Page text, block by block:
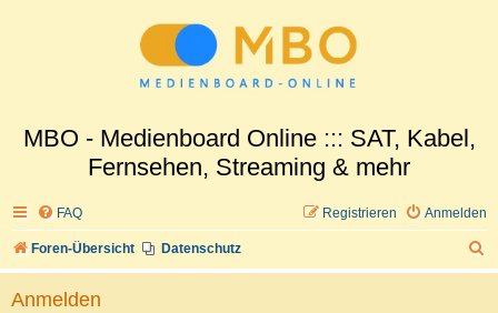
MBO - Medienboard Online ::: SAT, Kabel,
Fernsehen, Streaming & mehr
FAQ Anmelden
Registrieren
Foren-Übersicht Datenschutz
u
Anmelden